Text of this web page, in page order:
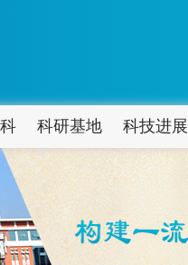
科研基地 科技进展